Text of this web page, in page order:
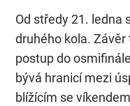
Od středy 21. ledna
druhého kola.
postup do
bývá hranicí mezi
blížícím se